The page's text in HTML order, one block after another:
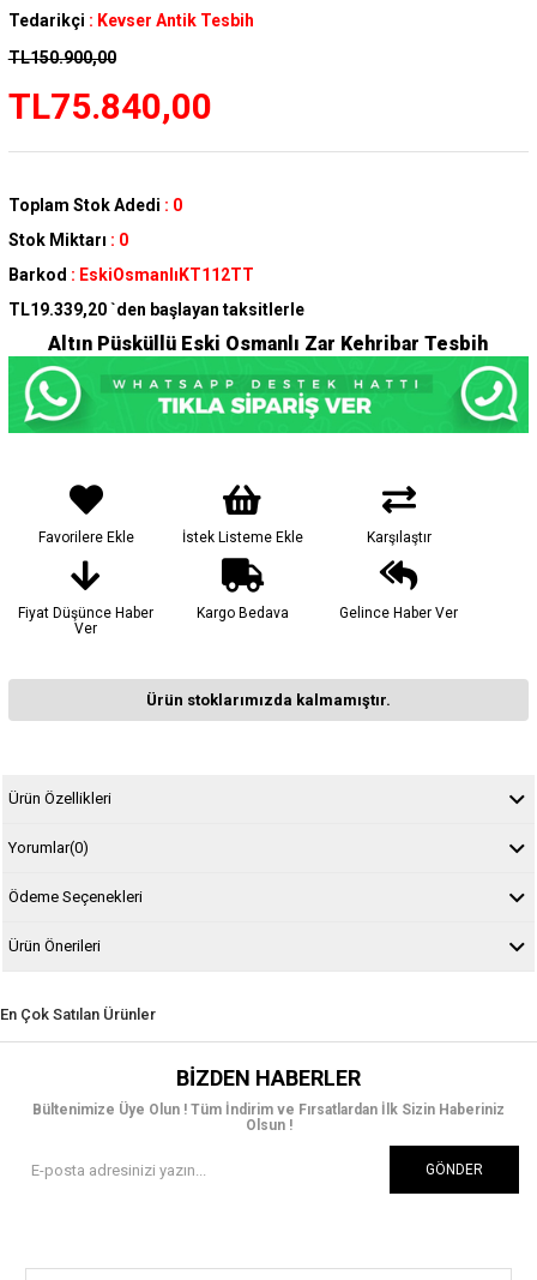
Tedarikçi : Kevser Antik Tesbih
TL150.900,00
TL75.840,00
Toplam Stok Adedi : 0
Stok Miktarı : 0
Barkod : EskiOsmanlıKT112TT
TL19.339,20 `den başlayan taksitlerle
Altın Püsküllü Eski Osmanlı Zar Kehribar Tesbih
Favorilere Ekle İstek Listeme Ekle Karşılaştır
Fiyat Düşünce Haber
Ver
Kargo Bedava Gelince Haber Ver
Ürün stoklarımızda kalmamıştır.
Ürün Özellikleri
Yorumlar(0)
Ödeme Seçenekleri
Ürün Önerileri
En Çok Satılan Ürünler
BIZDEN HABERLER
Bültenimize Üye Olun ! Tüm İndirim ve Fırsatlardan İlk Sizin Haberiniz
Olsun !
GÖNDER